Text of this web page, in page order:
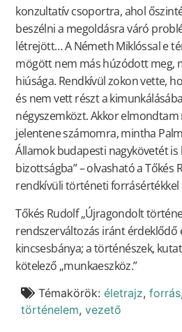
konzultatív csoportra, ahol
beszélni a megoldásra váró
létrejött… A Németh Miklóssal e
mögött nem más húzódott meg,
hiúsága. Rendkívül zokon vette,
és nem vett részt a
négyszemközt. Akkor elmondtam
jelentene számomra, mintha
Államok budapesti nagykövetét
bizottságba” – olvasható a Tőkés
rendkívüli történeti forrásértékkel
Tőkés Rudolf „Újragondolt
rendszerváltozás iránt érdeklődő
kincsesbánya; a történészek,
kötelező „munkaeszköz.”
Témakörök: életrajz, forrás,
történelem, vezető